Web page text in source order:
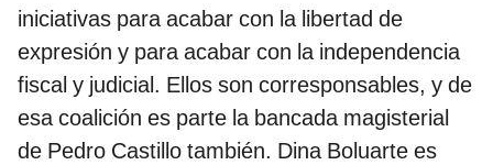
iniciativas para acabar con la libertad de
expresión y para acabar con la independencia
fiscal y judicial. Ellos son corresponsables, y de
esa coalición es parte la bancada magisterial
de Pedro Castillo también. Dina Boluarte es